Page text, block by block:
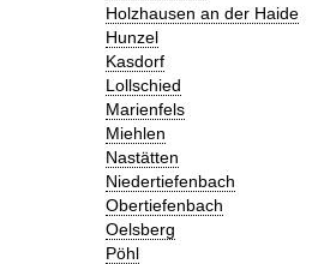
Holzhausen an der Haide
Hunzel
Kasdorf
Lollschied
Marienfels
Miehlen
Nastätten
Niedertiefenbach
Obertiefenbach
Oelsberg
Pöhl